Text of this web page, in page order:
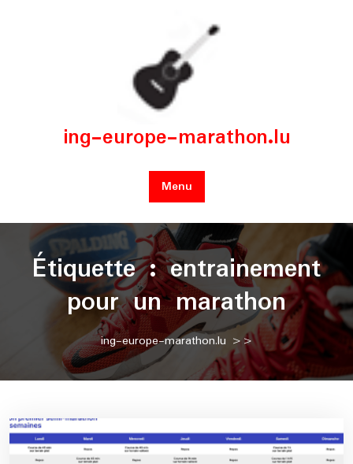
ing-europe-marathon.lu
Menu
Étiquette :entrainement
pour un marathon
ing-europe-marathon.lu >>